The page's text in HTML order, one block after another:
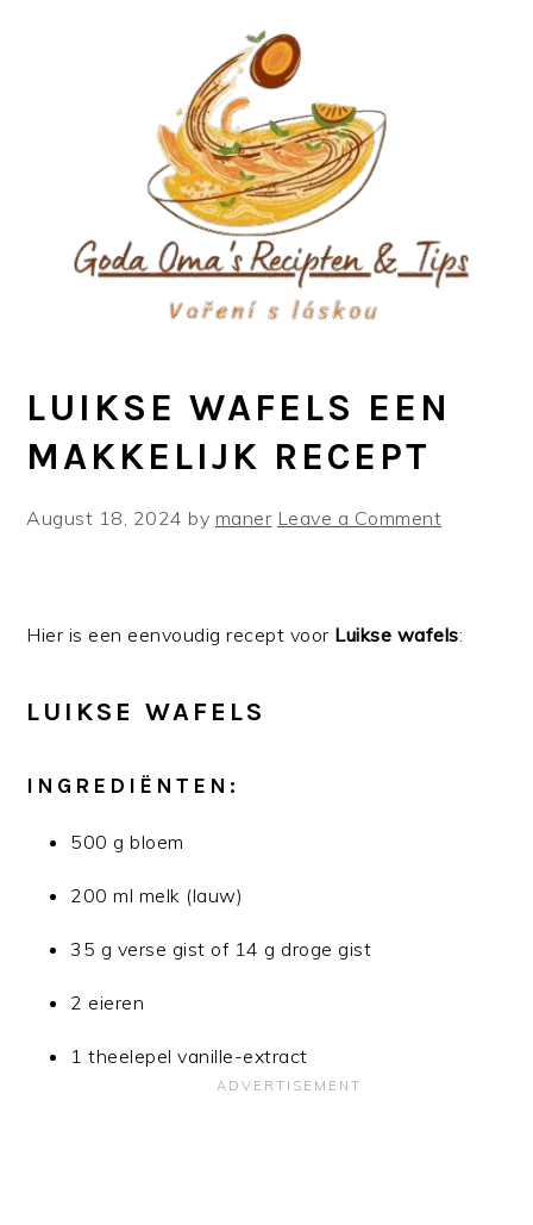
LUIKSE WAFELS EEN
MAKKELIJK RECEPT
August 18, 2024 by maner Leave a Comment
Hier is een eenvoudig recept voor Luikse wafels:
LUIKSE WAFELS
INGREDIËNTEN:
500 g bloem
200 ml melk (lauw)
35 g verse gist of 14 g droge gist
2 eieren
1 theelepel vanille-extract